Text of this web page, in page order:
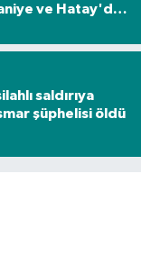
ve Hatay'da
saldırıya
şüphelisi öldü